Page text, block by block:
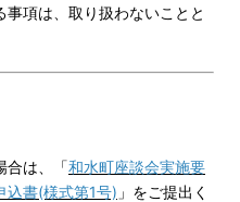
項は、取り扱わないことと
合は、「和水町座談会実施要
込書(様式第1号) 」をご提出く